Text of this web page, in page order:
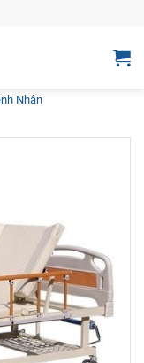
Nhân